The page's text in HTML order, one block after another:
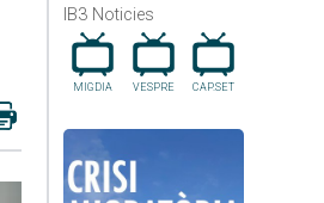
IB3 Noticies
MIGDIA VESPRE CAP.SET